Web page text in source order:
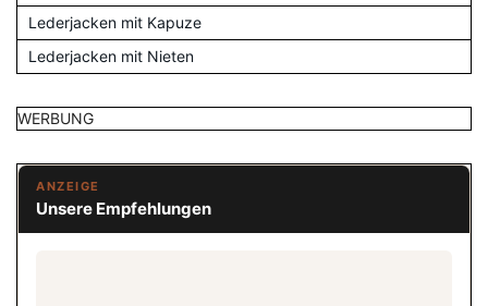
Lederjacken mit Kapuze
Lederjacken mit Nieten
WERBUNG
ANZEIGE
Unsere Empfehlungen